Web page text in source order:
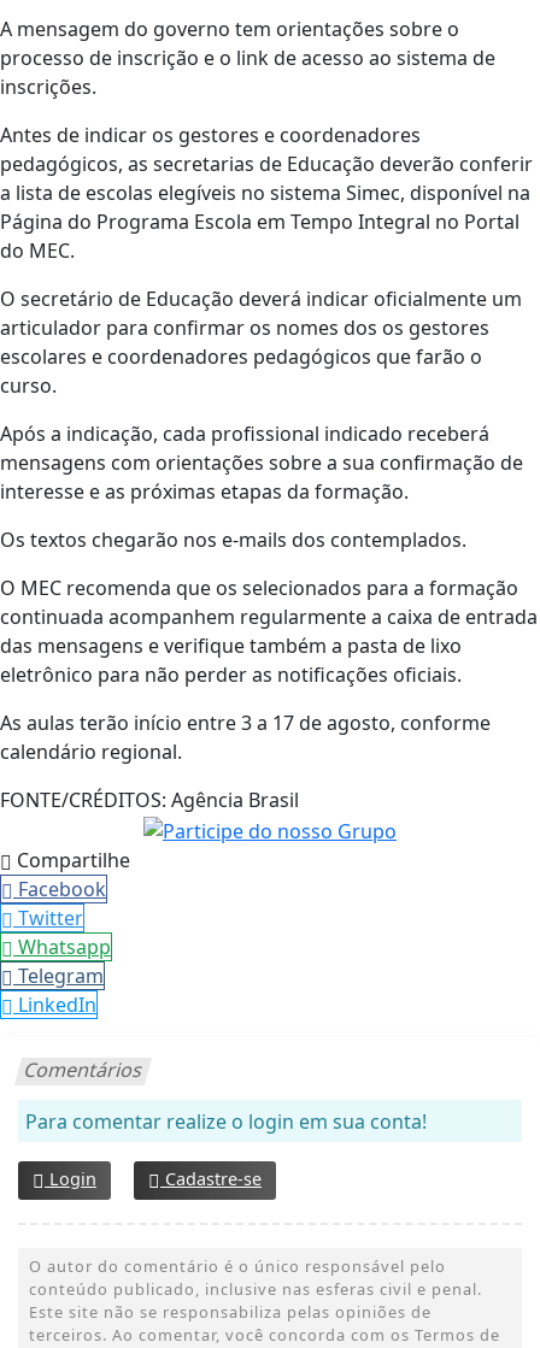
A mensagem do governo tem orientações sobre o
processo de inscrição e o link de acesso ao sistema de
inscrições.
Antes de indicar os gestores e coordenadores
pedagógicos, as secretarias de Educação deverão conferir
a lista de escolas elegíveis no sistema Simec, disponível na
Página do Programa Escola em Tempo Integral no Portal
do MEC.
O secretário de Educação deverá indicar oficialmente um
articulador para confirmar os nomes dos os gestores
escolares e coordenadores pedagógicos que farão o
curso.
Após a indicação, cada profissional indicado receberá
mensagens com orientações sobre a sua confirmação de
interesse e as próximas etapas da formação.
Os textos chegarão nos e-mails dos contemplados.
O MEC recomenda que os selecionados para a formação
continuada acompanhem regularmente a caixa de entrada
das mensagens e verifique também a pasta de lixo
eletrônico para não perder as notificações oficiais.
As aulas terão início entre 3 a 17 de agosto, conforme
calendário regional.
FONTE/CRÉDITOS: Agência Brasil
Compartilhe
Facebook
Twitter
Whatsapp
Telegram
LinkedIn
Comentários
Para comentar realize o login em sua conta!
Login Cadastre-se
O autor do comentário é o único responsável pelo
conteúdo publicado, inclusive nas esferas civil e penal.
Este site não se responsabiliza pelas opiniões de
terceiros. Ao comentar, você concorda com os Termos de